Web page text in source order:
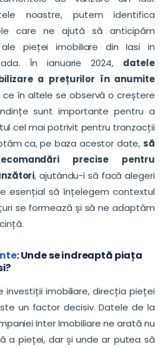
noastre, putem identifica
care ne ajută să anticipăm
ale pieței imobiliare din Iasi in
În ianuarie 2024, datele
a prețurilor în anumite
ce în altele se observă o creștere
sunt importante pentru a
cel mai potrivit pentru tranzacții
ca, pe baza acestor date, să
precise pentru
, ajutându-i să facă alegeri
esențial să înțelegem contextul
se formează și să ne adaptăm
: Unde se indreaptă piața
investiții imobiliare, direcția pieței
un factor decisiv. Datele de la
Inter Imobiliare ne arată nu
a pieței, dar și unde ar putea să